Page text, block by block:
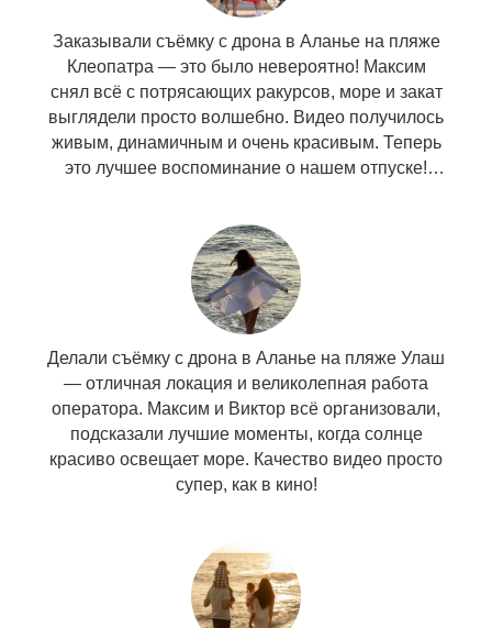
Заказывали съёмку с дрона в Аланье на пляже
Клеопатра — это было невероятно! Максим
снял всё с потрясающих ракурсов, море и закат
выглядели просто волшебно. Видео получилось
живым, динамичным и очень красивым. Теперь
это лучшее воспоминание о нашем отпуске!
Делали съёмку с дрона в Аланье на пляже Улаш
— отличная локация и великолепная работа
оператора. Максим и Виктор всё организовали,
подсказали лучшие моменты, когда солнце
красиво освещает море. Качество видео просто
супер, как в кино!